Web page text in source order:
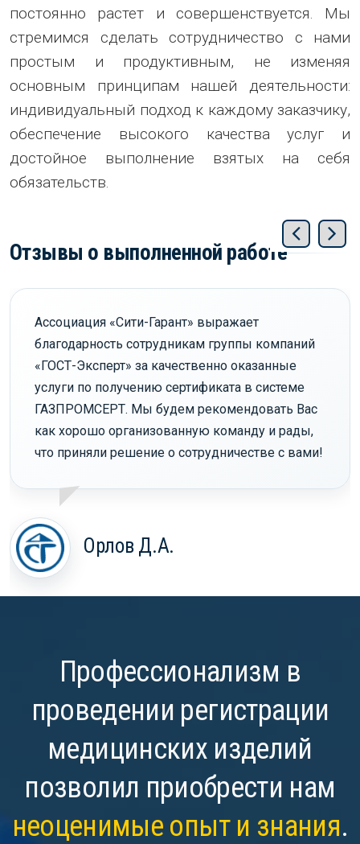
постоянно растет и совершенствуется. Мы
стремимся сделать сотрудничество с нами
простым и продуктивным, не изменяя
основным принципам нашей деятельности:
индивидуальный подход к каждому заказчику,
обеспечение высокого качества услуг и
достойное выполнение взятых на себя
обязательств.
Отзывы о выполненной работе
Ассоциация «Сити-Гарант» выражает
благодарность сотрудникам группы компаний
«ГОСТ-Эксперт» за качественно оказанные
услуги по получению сертификата в системе
ГАЗПРОМСЕРТ. Мы будем рекомендовать Вас
как хорошо организованную команду и рады,
что приняли решение о сотрудничестве с вами!
Орлов Д.А.
Профессионализм в
проведении регистрации
медицинских изделий
позволил приобрести нам
неоценимые опыт и знания.